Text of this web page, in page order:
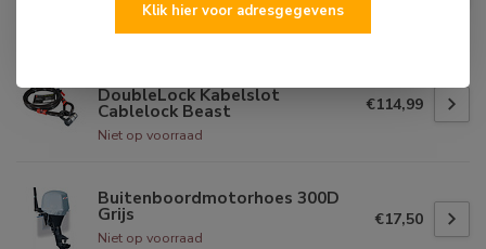
Op voorraad
DoubleLock Kabelslot
Cablelock Beast
Niet op voorraad
€114,99
Buitenboordmotorhoes 300D
Grijs
Niet op voorraad
€17,50
Klik hier voor adresgegevens